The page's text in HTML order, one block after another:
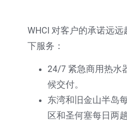
WHCI 对客户的承诺远
下服务：
24/7 紧急商用热水
候交付。
东湾和旧金山半岛
区和圣何塞每日两